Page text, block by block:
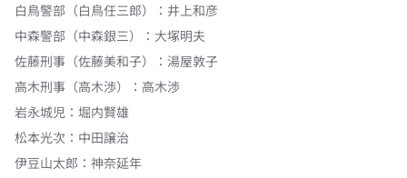
白鳥警部（白鳥任三郎）
： 井上和彦
中森警部（中森銀三）
： 大塚明夫
佐藤刑事（佐藤美和子）
： 湯屋敦子
高木刑事（高木渉）
： 高木渉
岩永城児 ： 堀内賢雄
松本光次 ： 中田譲治
伊豆山太郎 ： 神奈延年